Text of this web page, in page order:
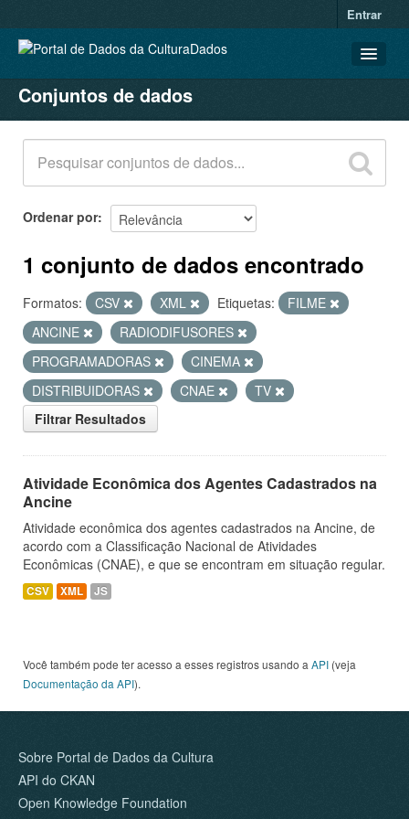
Entrar
CONJUNTOS DE DADOS
ORGANIZAÇÕES
GRUPOS
SOBRE
Conjuntos de dados
Ordenar por
1 conjunto de dados encontrado
Formatos: CSV XML Etiquetas:
FILME
ANCINE
RADIODIFUSORES
PROGRAMADORAS
CINEMA
DISTRIBUIDORAS
CNAE
TV
Filtrar Resultados
Atividade Econômica dos Agentes Cadastrados na
Ancine
Atividade econômica dos agentes cadastrados na Ancine, de
acordo com a Classificação Nacional de Atividades
Econômicas (CNAE), e que se encontram em situação regular.
CSV XML JS
Você também pode ter acesso a esses registros usando a API (veja
Documentação da API).
Sobre Portal de Dados da Cultura
API do CKAN
Open Knowledge Foundation